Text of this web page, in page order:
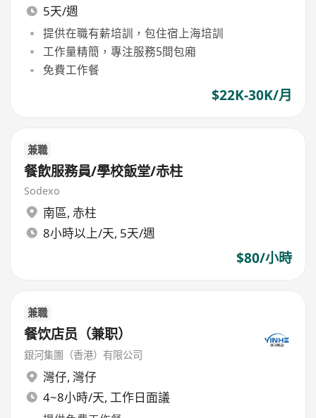
5天/週
提供在職有薪培訓，包住宿上海培訓
工作量精簡，專注服務5間包廂
免費工作餐
$22K-30K/月
兼職
餐飲服務員/學校飯堂/赤柱
Sodexo
南區, 赤柱
8小時以上/天, 5天/週
$80/小時
兼職
餐饮店员（兼职）
銀河集團（香港）有限公司
灣仔, 灣仔
4~8小時/天, 工作日面議